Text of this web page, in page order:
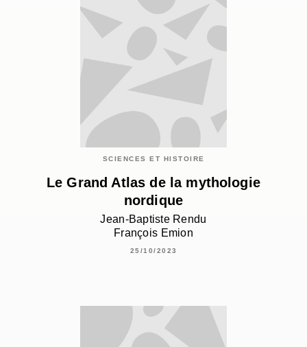
SCIENCES ET HISTOIRE
Le Grand Atlas de la mythologie
nordique
Jean-Baptiste Rendu
François Emion
25/10/2023